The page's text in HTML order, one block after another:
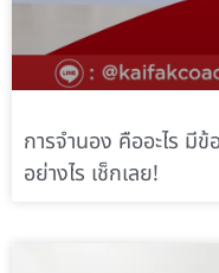
การจำนอง คืออะไร มีข้
อย่างไร เช็กเลย!